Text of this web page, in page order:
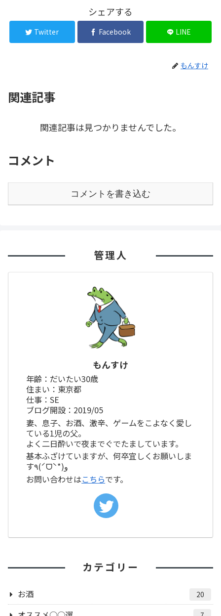
シェアする
Twitter Facebook LINE
もんすけ
関連記事
関連記事は見つかりませんでした。
コメント
コメントを書き込む
管理人
もんすけ
年齢：だいたい30歳
住まい：東京都
仕事：SE
ブログ開設：2019/05
妻、息子、お酒、激辛、ゲームをこよなく愛し
ている1児の父。
よく二日酔いで夜までぐでたましています。
基本ふざけていますが、何卒宜しくお願いしま
す٩(ˊᗜˋ*)و
お問い合わせはこちらです。
カテゴリー
お酒 20